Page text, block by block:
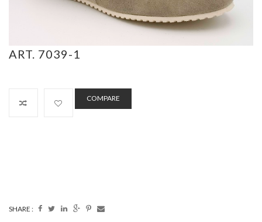
ART. 7039-1
COMPARE
SHARE :